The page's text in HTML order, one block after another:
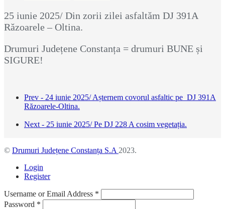
25 iunie 2025/ Din zorii zilei asfaltăm DJ 391A
Răzoarele – Oltina.
Drumuri Județene Constanța = drumuri BUNE și
SIGURE!
Prev - 24 iunie 2025/ Așternem covorul asfaltic pe DJ 391A
Răzoarele-Oltina.
Next - 25 iunie 2025/ Pe DJ 228 A cosim vegetația.
© Drumuri Județene Constanța S.A 2023.
Login
Register
Username or Email Address *
Password *